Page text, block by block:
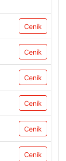
Ceník
Ceník
Ceník
Ceník
Ceník
Ceník